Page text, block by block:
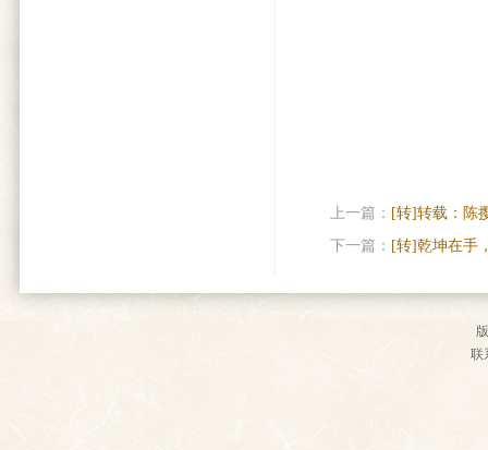
上一篇： [转]转载：陈
下一篇： [转]乾坤在手
联